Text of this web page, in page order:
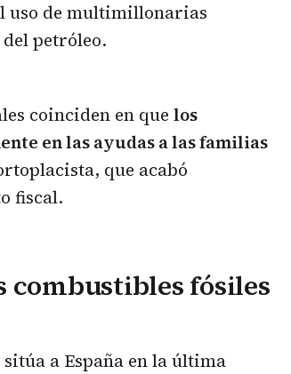
uso de multimillonarias
petróleo.
coinciden en que los
en las ayudas a las familias
que acabó
fiscal.
combustibles fósiles
sitúa a España en la última